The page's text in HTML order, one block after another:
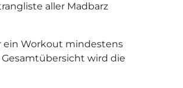
aller Madbarz
ein Workout mindestens
wird die